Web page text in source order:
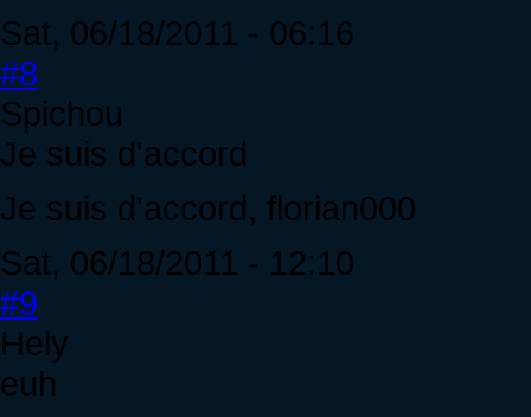
Sat, 06/18/2011 - 06:16
#8
Spichou
Je suis d'accord
Je suis d'accord, florian000
Sat, 06/18/2011 - 12:10
#9
Hely
euh